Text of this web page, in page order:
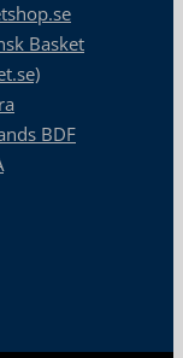
Basket
BDF